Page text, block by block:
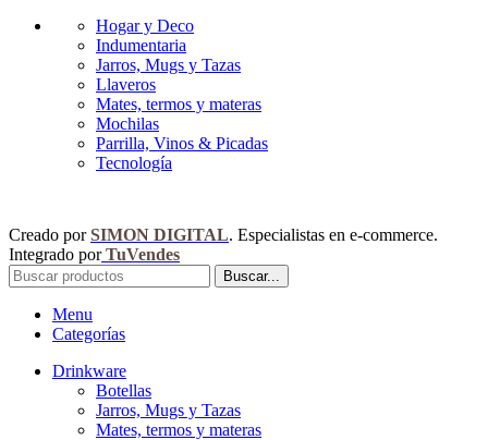
Hogar y Deco
Indumentaria
Jarros, Mugs y Tazas
Llaveros
Mates, termos y materas
Mochilas
Parrilla, Vinos & Picadas
Tecnología
Creado porSIMON DIGITAL. Especialistas en e-commerce.
Integrado porTuVendes
Buscar...
Menu
Categorías
Drinkware
Botellas
Jarros, Mugs y Tazas
Mates, termos y materas